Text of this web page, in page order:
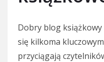
Dobry blog
się kilkoma
przyciągają